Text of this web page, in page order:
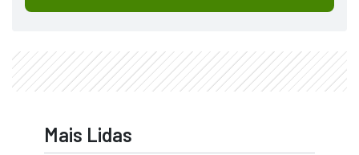
Mais Lidas